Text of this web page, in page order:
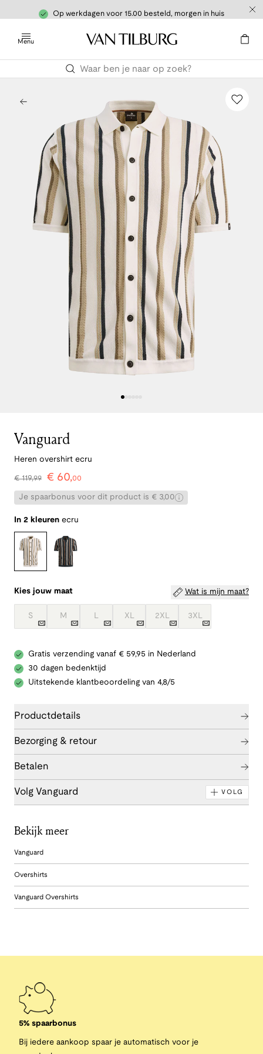
Op werkdagen voor 15.00 besteld, morgen in huis
Menu
Vanguard
Heren overshirt ecru
€119,99 € 60,00
Je spaarbonus voor dit product is € 3,00
In 2 kleuren ecru
Kies jouw maat Wat is mijn maat?
S M L XL 2XL 3XL
Gratis verzending vanaf € 59,95 in Nederland
30 dagen bedenktijd
Uitstekende klantbeoordeling van 4,8/5
Productdetails
Bezorging & retour
Betalen
Volg Vanguard VOLG
Bekijk meer
Vanguard
Overshirts
Vanguard Overshirts
5% spaarbonus
Bij iedere aankoop spaar je automatisch voor je